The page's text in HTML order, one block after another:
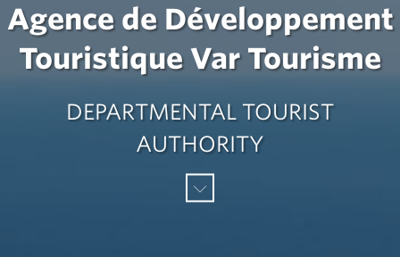
Agence de Développement
Touristique Var Tourisme
DEPARTMENTAL TOURIST
AUTHORITY